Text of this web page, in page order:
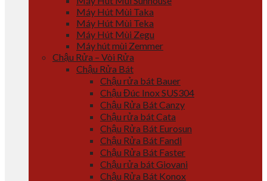
Máy Hút Mùi Taka
Máy Hút Mùi Teka
Máy Hút Mùi Zegu
Máy hút mùi Zemmer
Chậu Rửa – Vòi Rửa
Chậu Rửa Bát
Chậu rửa bát Bauer
Chậu Đúc Inox SUS304
Chậu Rửa Bát Canzy
Chậu rửa bát Cata
Chậu Rửa Bát Eurosun
Chậu Rửa Bát Fandi
Chậu Rửa Bát Faster
Chậu rửa bát Giovani
Chậu Rửa Bát Konox